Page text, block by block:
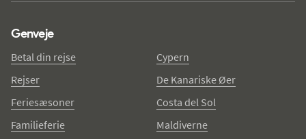
Genveje
Betal din rejse
Rejser
Feriesæsoner
Familieferie
Cypern
De Kanariske Øer
Costa del Sol
Maldiverne